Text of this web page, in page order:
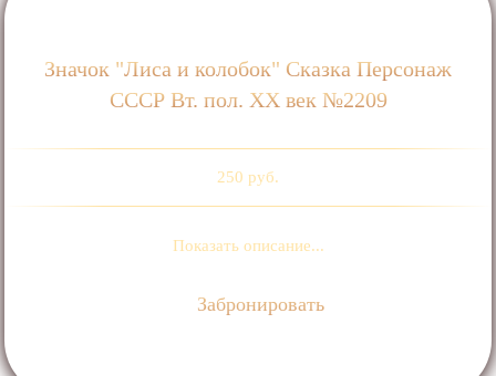
Значок "Лиса и колобок" Сказка Персонаж
СССР Вт. пол. ХХ век №2209
250 руб.
Показать описание...
Забронировать